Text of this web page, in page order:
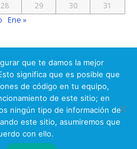
28 29 30 31
Ene »
Electrónica
arriba
(c)
que te damos la mejor
significa que es posible que
de código en tu equipo,
de este sitio; en
ningún tipo de información de
este sitio, asumiremos que
con ello.